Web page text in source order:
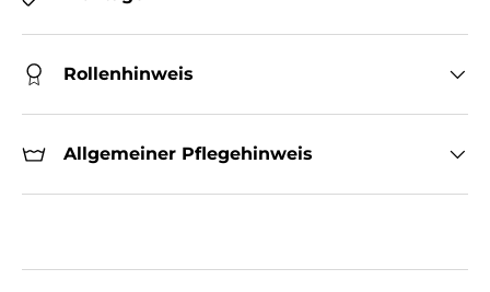
Rollenhinweis
Allgemeiner Pflegehinweis